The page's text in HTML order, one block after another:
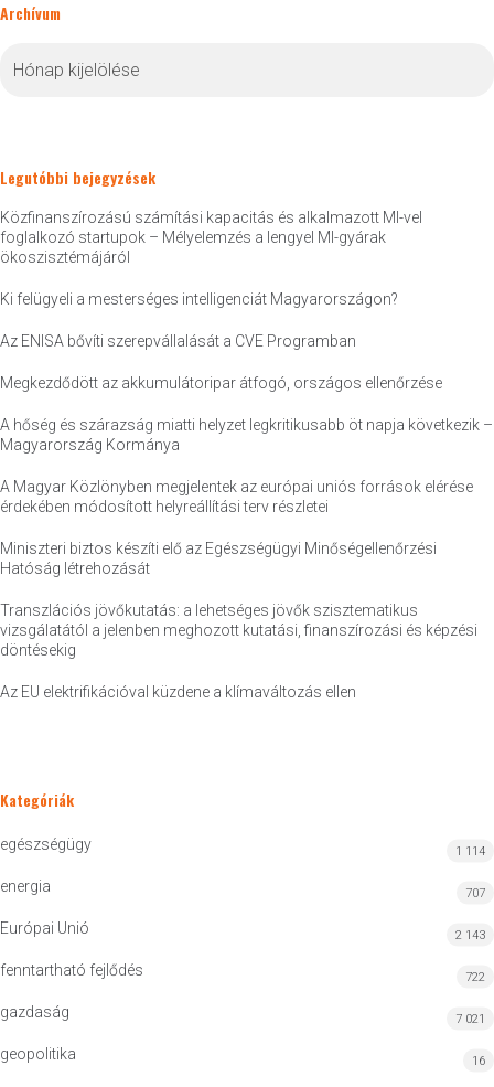
Archívum
Legutóbbi bejegyzések
Közfinanszírozású számítási kapacitás és alkalmazott MI-vel
foglalkozó startupok – Mélyelemzés a lengyel MI-gyárak
ökoszisztémájáról
Ki felügyeli a mesterséges intelligenciát Magyarországon?
Az ENISA bővíti szerepvállalását a CVE Programban
Megkezdődött az akkumulátoripar átfogó, országos ellenőrzése
A hőség és szárazság miatti helyzet legkritikusabb öt napja következik –
Magyarország Kormánya
A Magyar Közlönyben megjelentek az európai uniós források elérése
érdekében módosított helyreállítási terv részletei
Miniszteri biztos készíti elő az Egészségügyi Minőségellenőrzési
Hatóság létrehozását
Transzlációs jövőkutatás: a lehetséges jövők szisztematikus
vizsgálatától a jelenben meghozott kutatási, finanszírozási és képzési
döntésekig
Az EU elektrifikációval küzdene a klímaváltozás ellen
Kategóriák
egészségügy 1 114
energia 707
Európai Unió 2 143
fenntartható fejlődés 722
gazdaság 7 021
geopolitika 16